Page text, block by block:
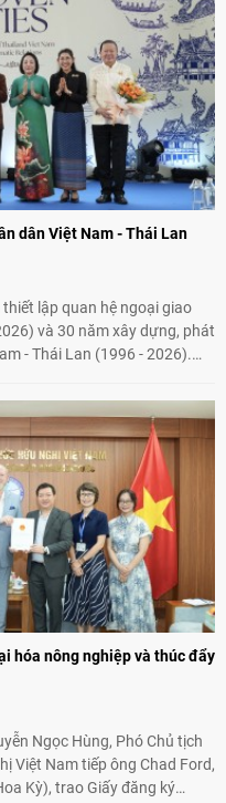
dân Việt Nam - Thái Lan
lập quan hệ ngoại giao
và 30 năm xây dựng, phát
- Thái Lan (1996 - 2026).
bước mở rộng hoạt động từ
nối địa phương, doanh
thế hệ trẻ, góp phần tăng
giữa nhân dân hai nước.
hóa nông nghiệp và thúc đẩy
Ngọc Hùng, Phó Chủ tịch
Việt Nam tiếp ông Chad Ford,
Kỳ), trao Giấy đăng ký